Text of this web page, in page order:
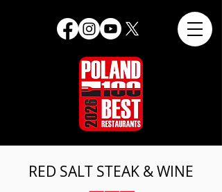
RED SALT STEAK & WINE